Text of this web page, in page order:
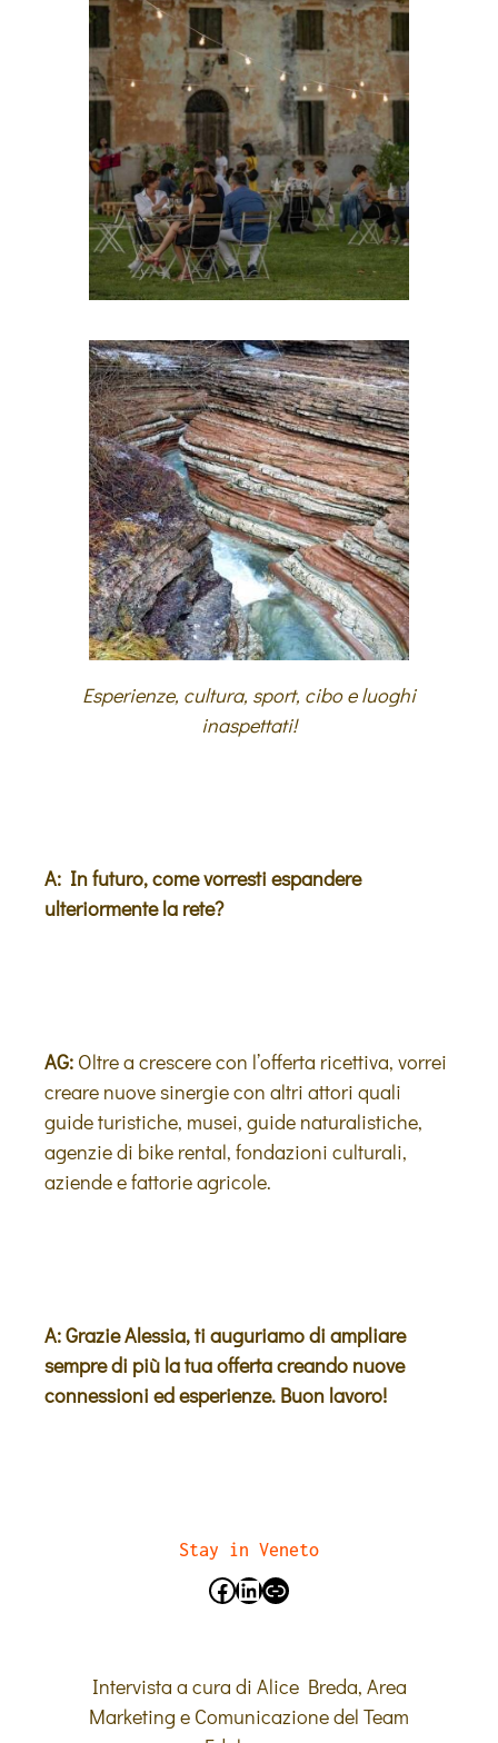
Esperienze, cultura, sport, cibo e luoghi
inaspettati!
A: In futuro, come vorresti espandere
ulteriormente la rete?
AG: Oltre a crescere con l’offerta ricettiva, vorrei
creare nuove sinergie con altri attori quali
guide turistiche, musei, guide naturalistiche,
agenzie di bike rental, fondazioni culturali,
aziende e fattorie agricole.
A: Grazie Alessia, ti auguriamo di ampliare
sempre di più la tua offerta creando nuove
connessioni ed esperienze. Buon lavoro!
Stay in Veneto
Intervista a cura di Alice Breda, Area
Marketing e Comunicazione del Team